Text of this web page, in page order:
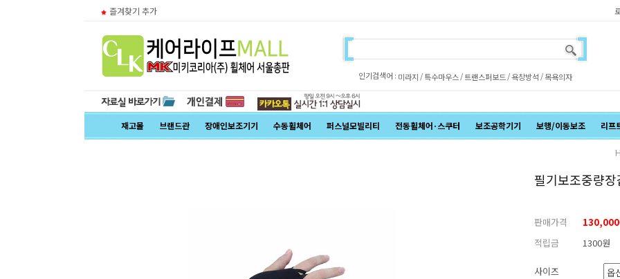
즐겨찾기 추가
인기검색어 : 미라지 /특수마우스/트랜스퍼보드 /욕창방석 /목욕의자
재고몰 브랜드관 장애인보조기기 수동휠체어 퍼스널모빌리티 전동휠체어·스쿠터 보조공학기기 보행/이동보조 리프
필기보조중량장
판매가격
적립금
1300원
사이즈